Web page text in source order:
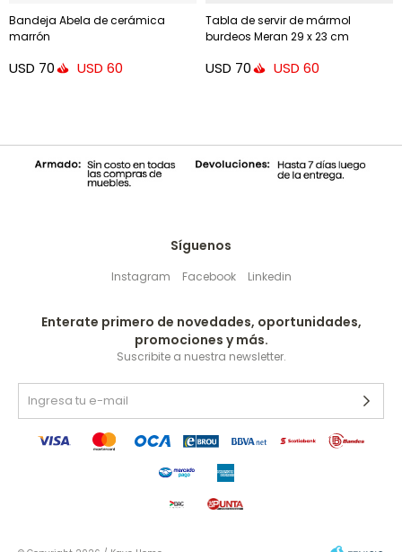
Bandeja Abela de cerámica
marrón
USD 70 USD 60
Tabla de servir de mármol
burdeos Meran 29 x 23 cm
USD 70 USD 60
Síguenos
Instagram Facebook Linkedin
Enterate primero de novedades, oportunidades,
promociones y más.
Suscribite a nuestra newsletter.